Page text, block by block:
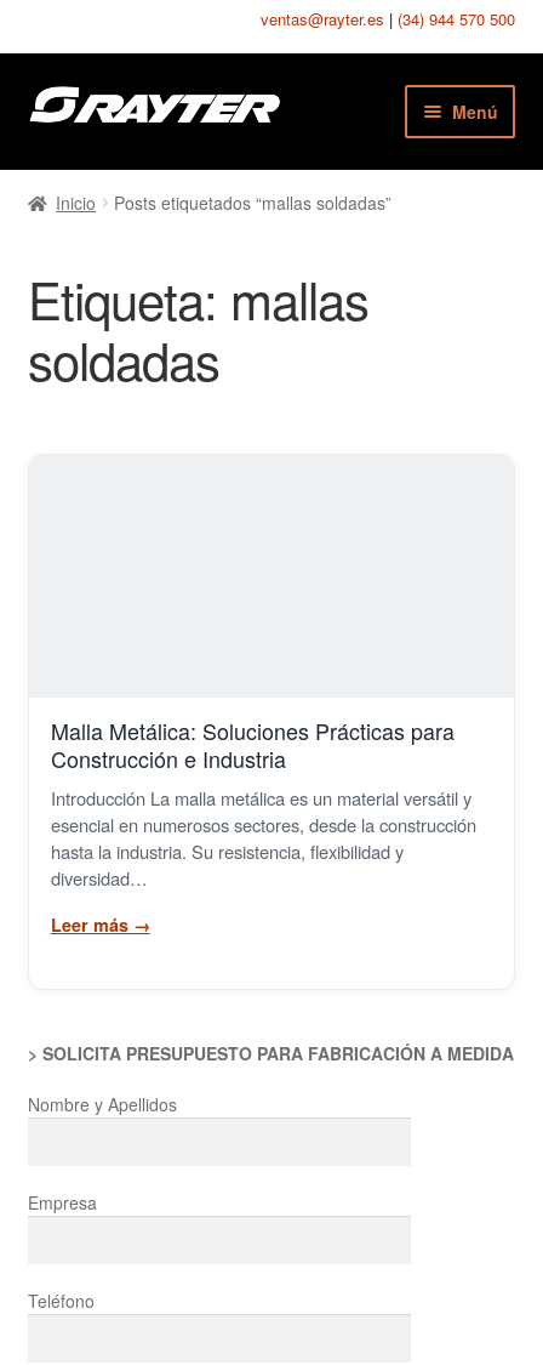
ventas@rayter.es | (34) 944 570 500
Ir
a
navegación
Ir
al
Menú
Chapas Perforadas
Chapas Seguridad
Chapas Texturadas
Metal Extendido
Grapas
Demister
Cintas Transportadoras
Inicio Posts etiquetados “mallas soldadas”
Etiqueta: mallas
soldadas
Malla Metálica: Soluciones Prácticas para
Construcción e Industria
Introducción La malla metálica es un material versátil y
esencial en numerosos sectores, desde la construcción
hasta la industria. Su resistencia, flexibilidad y
diversidad…
Leer más →
> SOLICITA PRESUPUESTO PARA FABRICACIÓN A MEDIDA
Nombre y Apellidos
Empresa
Teléfono